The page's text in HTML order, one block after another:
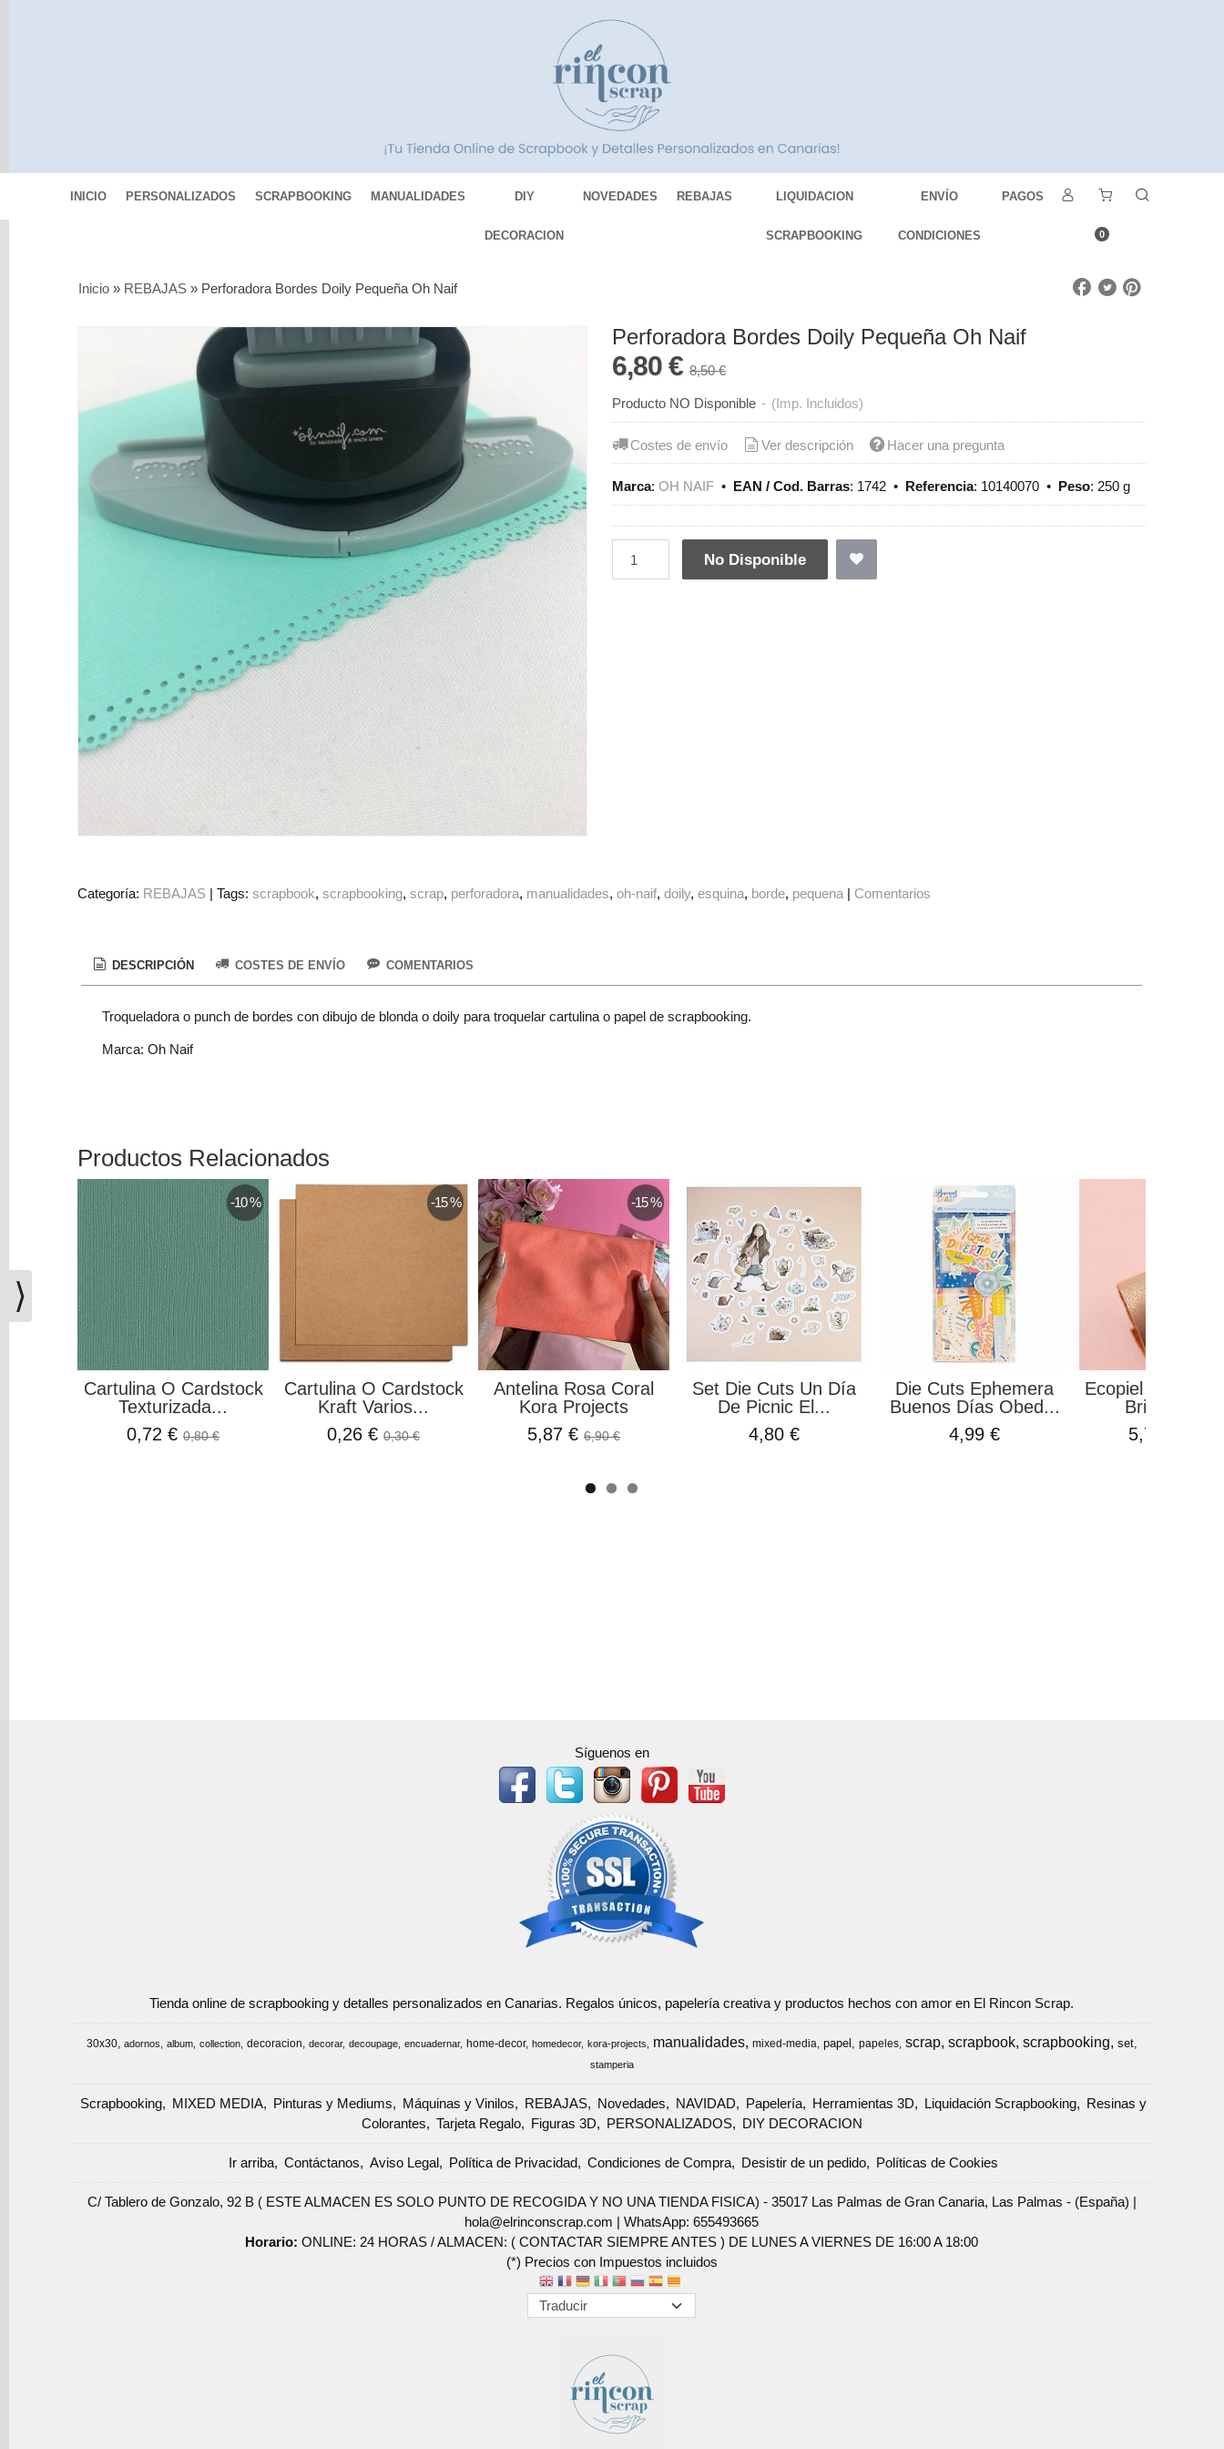
INICIO PERSONALIZADOS SCRAPBOOKING MANUALIDADES DIY
DECORACION
NOVEDADES REBAJAS LIQUIDACION
SCRAPBOOKING
ENVÍO
CONDICIONES
PAGOS
0
Máquinas
Liquidación
Scrapbooking
PERSONALIZADOS
DECORACION
Carrito
carrito
compra
vacío
Inicio » REBAJAS » Perforadora Bordes Doily Pequeña Oh Naif
Perforadora Bordes Doily Pequeña Oh Naif
6,80 €8,50 €
Producto NO Disponible - (Imp. Incluidos)
Costes de envío Ver descripción Hacer una pregunta
Marca:OH NAIF • EAN / Cod. Barras: 1742 • Referencia: 10140070 • Peso: 250 g
No Disponible
Categoría: REBAJAS |Tags:scrapbook scrapbooking scrap perforadora manualidades oh-naif doily esquina borde pequena | Comentarios
DESCRIPCIÓN COSTES DE ENVÍO COMENTARIOS
Troqueladora o punch de bordes con dibujo de blonda o doily para troquelar cartulina o papel de scrapbooking.
Marca: Oh Naif
Productos Relacionados
-10 %
Cartulina O Cardstock
Texturizada...
0,72 €0,80 €
-15 %
Cartulina O Cardstock
Kraft Varios...
0,26 €0,30 €
-15 %
Antelina Rosa Coral
Kora Projects
5,87 €6,90 €
Set Die Cuts Un Día
De Picnic El...
4,80 €
Die Cuts Ephemera
Buenos Días Obed...
4,99 €
Ecopiel Blin Blin
Brillos
5,75 €
Síguenos en
Tienda online de scrapbooking y detalles personalizados en Canarias. Regalos únicos, papelería creativa y productos hechos con amor en El Rincon Scrap.
30x30 adornos album collection decoracion decorar decoupage encuadernar home-decor homedecor kora-projects manualidades mixed-media papel papeles scrap scrapbook scrapbooking set
stamperia
Scrapbooking MIXED MEDIA Pinturas y Mediums Máquinas y Vinilos REBAJAS Novedades NAVIDAD Papelería Herramientas 3D Liquidación Scrapbooking
Resinas y
Colorantes
Tarjeta Regalo Figuras 3D PERSONALIZADOS DIY DECORACION
Ir arriba Contáctanos Aviso Legal Política de Privacidad Condiciones de Compra Desistir de un pedido Políticas de Cookies
C/ Tablero de Gonzalo, 92 B ( ESTE ALMACEN ES SOLO PUNTO DE RECOGIDA Y NO UNA TIENDA FISICA) - 35017 Las Palmas de Gran Canaria, Las Palmas - (España) |
hola@elrinconscrap.com |WhatsApp: 655493665
Horario:ONLINE: 24 HORAS / ALMACEN: ( CONTACTAR SIEMPRE ANTES ) DE LUNES A VIERNES DE 16:00 A 18:00
(*) Precios con Impuestos incluidos
⟩